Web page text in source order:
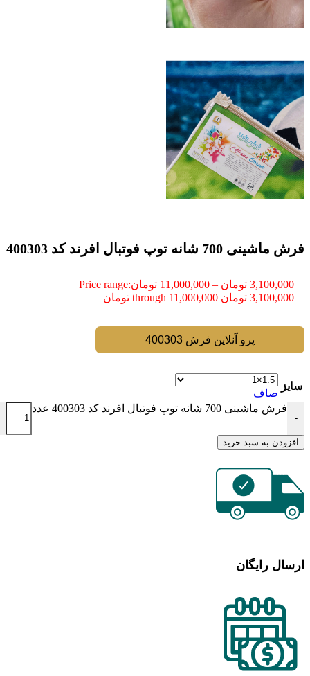
فرش ماشینی 700 شانه توپ فوتبال افرند كد 400303
3,100,000 تومان –
11,000,000 تومانPrice range:
3,100,000 تومان through 11,000,000 تومان
پرو آنلاین فرش 400303
سایز
صاف
-
فرش ماشینی 700 شانه توپ فوتبال افرند كد 400303 عدد
افزودن به سبد خرید
ارسال رایگان